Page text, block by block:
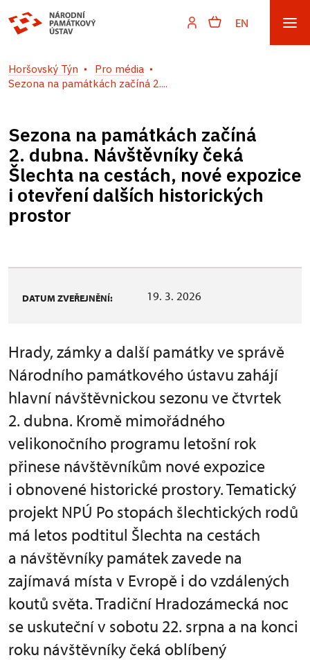
EN
Horšovský Týn
Pro média
Sezona na památkách začíná 2....
Sezona na památkách začíná
2. dubna. Návštěvníky čeká
Šlechta na cestách, nové expozice
i otevření dalších historických
prostor
DATUM ZVEŘEJNĚNÍ: 19. 3. 2026
Hrady, zámky a další památky ve správě
Národního památkového ústavu zahájí
hlavní návštěvnickou sezonu ve čtvrtek
2. dubna. Kromě mimořádného
velikonočního programu letošní rok
přinese návštěvníkům nové expozice
i obnovené historické prostory. Tematický
projekt NPÚ Po stopách šlechtických rodů
má letos podtitul Šlechta na cestách
a návštěvníky památek zavede na
zajímavá místa v Evropě i do vzdálených
koutů světa. Tradiční Hradozámecká noc
se uskuteční v sobotu 22. srpna a na konci
roku návštěvníky čeká oblíbený